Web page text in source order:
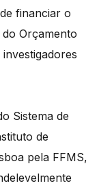
financiar o
Orçamento
Sistema de
de
pela FFMS,